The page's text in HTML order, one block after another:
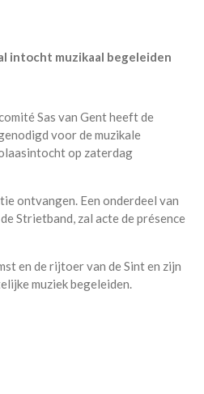
intocht muzikaal begeleiden
Sas van Gent heeft de
voor de muzikale
op zaterdag
ontvangen. Een onderdeel van
Strietband, zal acte de présence
en de rijtoer van de Sint en zijn
muziek begeleiden.